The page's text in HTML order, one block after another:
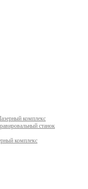
комплекс
станок
комплекс